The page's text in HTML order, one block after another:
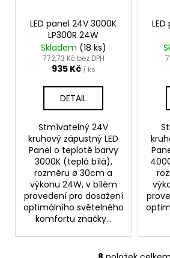
LED panel 24V 3000K
LP300R 24W
Skladem (18 ks)
772,73 Kč bez DPH
935 Kč / ks
DETAIL
Stmívatelný 24V
kruhový zápustný LED
Panel o teplotě barvy
3000K (teplá bílá),
rozměru ø 30cm a
výkonu 24W, v bílém
provedení pro dosažení
optimálního světelného
komfortu značky...